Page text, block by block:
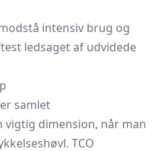
intensiv brug og
ledsaget af udvidede
samlet
vigtig dimension, når man
TCO